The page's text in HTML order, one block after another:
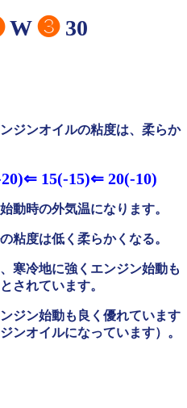
W❸30
ジンオイルの粘度は、柔らか
15(-15)⇐ 20(-10)
動時の外気温になります。
粘度は低く柔らかくなる。
寒冷地に強くエンジン始動も
されています。
ジン始動も良く優れています
ンオイルになっています）。